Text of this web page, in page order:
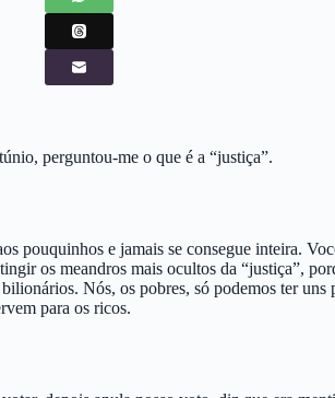
perguntou-me o que é a “justiça”.
pouquinhos e jamais se consegue inteira.
os meandros mais ocultos da “justiça”,
Nós, os pobres, só podemos ter uns
para os ricos.